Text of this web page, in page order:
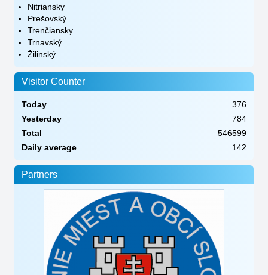
Nitriansky
Prešovský
Trenčiansky
Trnavský
Žilinský
Visitor Counter
Today
376
Yesterday
784
Total
546599
Daily average
142
Partners